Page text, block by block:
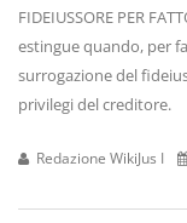
FIDEIUSSORE PER
estingue quando, per
surrogazione del
privilegi del creditore.
Redazione WikiJus I